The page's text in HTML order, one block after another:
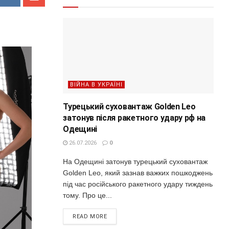
ВІЙНА В УКРАЇНІ
Турецький суховантаж Golden Leo
затонув після ракетного удару рф на
Одещині
26.07.2026 0
На Одещині затонув турецький суховантаж
Golden Leo, який зазнав важких пошкоджень
під час російського ракетного удару тиждень
тому. Про це...
READ MORE